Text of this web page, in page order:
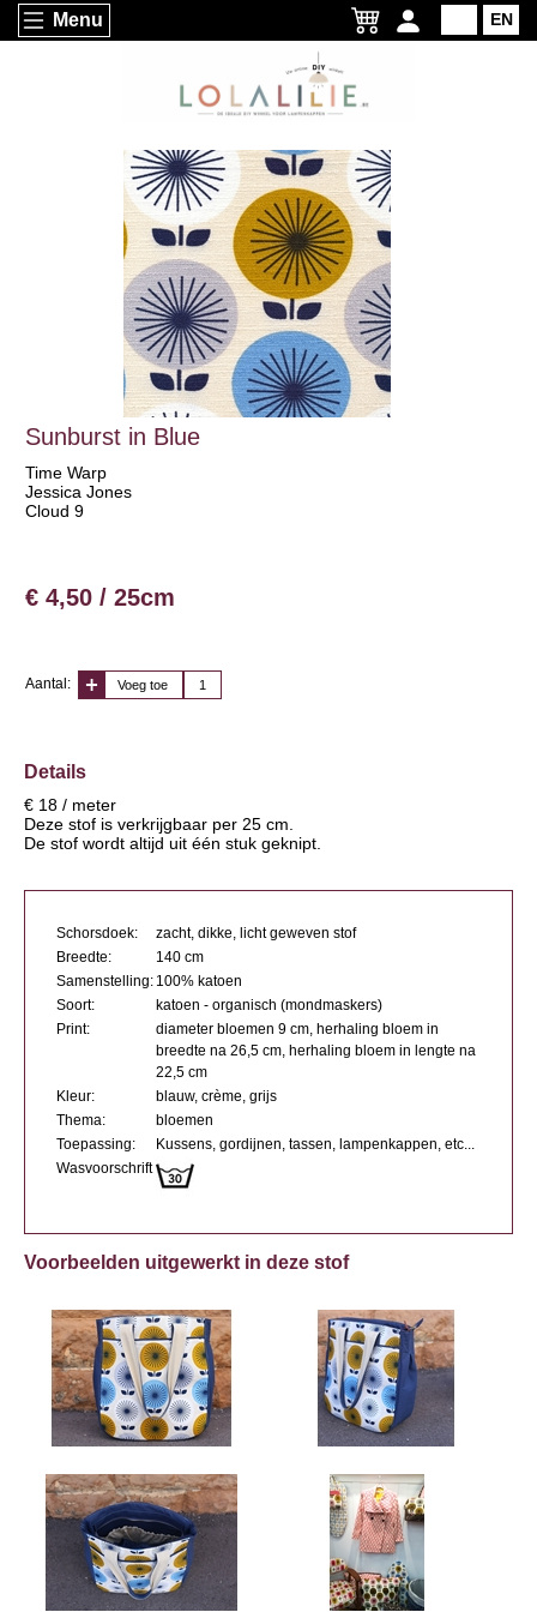
Menu EN
Sunburst in Blue
Time Warp
Jessica Jones
Cloud 9
€ 4,50 / 25cm
Aantal: Voeg toe
Details
€ 18 / meter
Deze stof is verkrijgbaar per 25 cm.
De stof wordt altijd uit één stuk geknipt.
Schorsdoek:
zacht, dikke, licht geweven stof
Breedte:
140 cm
Samenstelling: 100% katoen
Soort:
katoen - organisch (mondmaskers)
Print:
diameter bloemen 9 cm, herhaling bloem in
breedte na 26,5 cm, herhaling bloem in lengte na
22,5 cm
Kleur:
blauw, crème, grijs
Thema:
bloemen
Toepassing:
Kussens, gordijnen, tassen, lampenkappen, etc...
Wasvoorschrift
Voorbeelden uitgewerkt in deze stof